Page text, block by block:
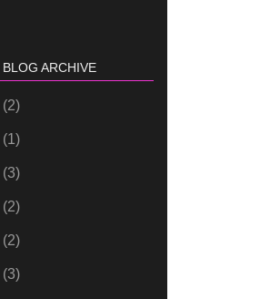
BLOG ARCHIVE
(2)
(1)
(3)
(2)
(2)
(3)